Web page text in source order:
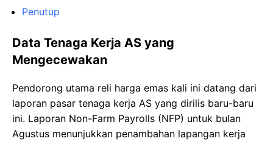
Penutup
Data Tenaga Kerja AS yang
Mengecewakan
Pendorong utama reli harga emas kali ini datang dari
laporan pasar tenaga kerja AS yang dirilis baru-baru
ini. Laporan Non-Farm Payrolls (NFP) untuk bulan
Agustus menunjukkan penambahan lapangan kerja